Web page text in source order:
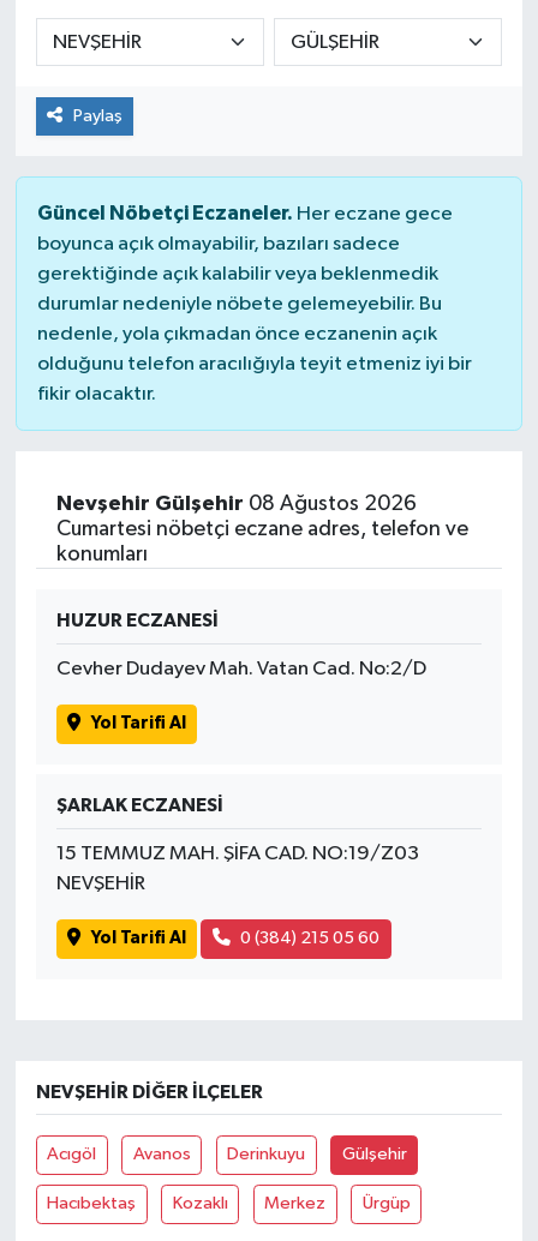
Paylaş
Güncel Nöbetçi Eczaneler. Her eczane gece
boyunca açık olmayabilir, bazıları sadece
gerektiğinde açık kalabilir veya beklenmedik
durumlar nedeniyle nöbete gelemeyebilir. Bu
nedenle, yola çıkmadan önce eczanenin açık
olduğunu telefon aracılığıyla teyit etmeniz iyi bir
fikir olacaktır.
Nevşehir Gülşehir 08 Ağustos 2026
Cumartesi nöbetçi eczane adres, telefon ve
konumları
HUZUR ECZANESİ
Cevher Dudayev Mah. Vatan Cad. No:2/D
Yol Tarifi Al
ŞARLAK ECZANESİ
15 TEMMUZ MAH. ŞİFA CAD. NO:19/Z03
NEVŞEHİR
Yol Tarifi Al 0 (384) 215 05 60
NEVŞEHIR DIĞER İLÇELER
Acıgöl Avanos Derinkuyu Gülşehir
Hacıbektaş Kozaklı Merkez Ürgüp
Sağlık
Spor
Yaşam